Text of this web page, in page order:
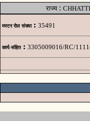
राज्य:
मस्टर रोल संख्या : 35491
कार्य-संहित : 3305009016/RC/